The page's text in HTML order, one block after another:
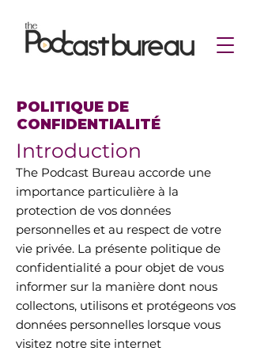
POLITIQUE DE
CONFIDENTIALITÉ
Introduction
The Podcast Bureau accorde une
importance particulière à la
protection de vos données
personnelles et au respect de votre
vie privée. La présente politique de
confidentialité a pour objet de vous
informer sur la manière dont nous
collectons, utilisons et protégeons vos
données personnelles lorsque vous
visitez notre site internet